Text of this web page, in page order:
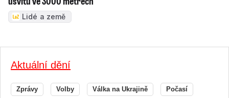
Lidé a země
Aktuální dění
Zprávy Volby Válka na Ukrajině Počasí